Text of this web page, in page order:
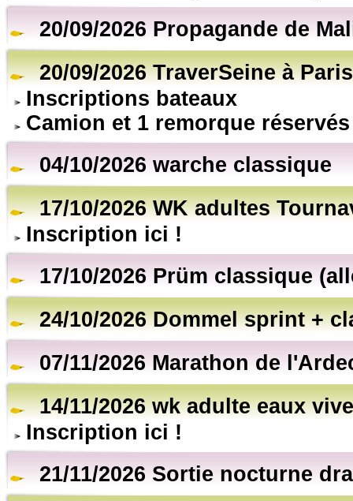
20/09/2026 Propagande de
20/09/2026 TraverSeine à Paris
Inscriptions bateaux
Camion et 1 remorque réservés
04/10/2026 warche classique
17/10/2026 WK adultes
Inscription ici !
17/10/2026 Prüm classique
24/10/2026 Dommel sprint +
07/11/2026 Marathon de
14/11/2026 wk adulte eaux
Inscription ici !
21/11/2026 Sortie nocturne